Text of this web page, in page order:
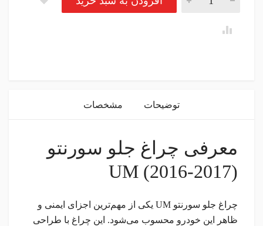
توضیحات مشخصات
معرفی چراغ جلو سورنتو
UM (2016-2017)
چراغ جلو سورنتو UM یکی از مهم‌ترین اجزای ایمنی و
ظاهر این خودرو محسوب می‌شود. این چراغ با طراحی